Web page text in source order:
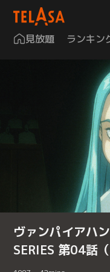
見放題 ランキン
ヴァンパイアハ
SERIES 第04話（